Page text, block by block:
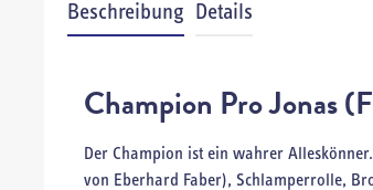
Beschreibung Details
Champion Pro Jonas
Der Champion ist ein wahrer
von Eberhard Faber), Schlamperrolle,